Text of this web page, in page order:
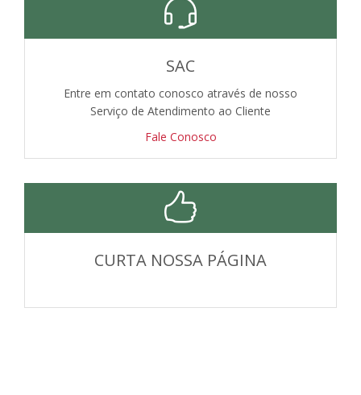
SAC
Entre em contato conosco através de nosso
Serviço de Atendimento ao Cliente
Fale Conosco
CURTA NOSSA PÁGINA